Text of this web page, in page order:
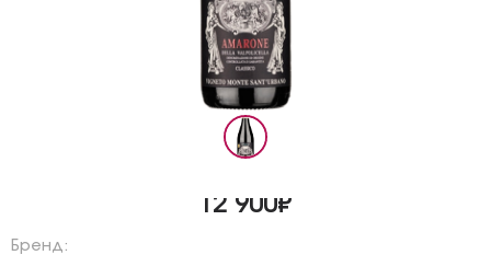
12 900₽
Бренд: